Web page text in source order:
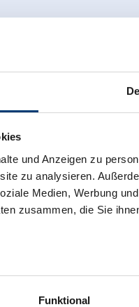
und Anzeigen zu
zu analysieren.
Medien, Werbung
zusammen, die Sie
& Co KG
Funktional